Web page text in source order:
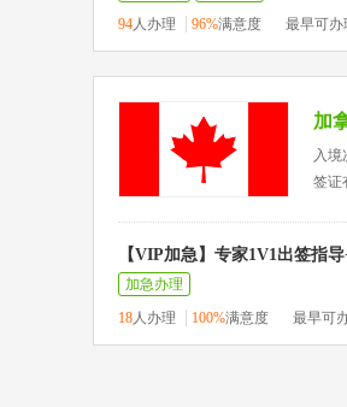
94人办理 96%满意度 最早可办
加
入境
签证
【VIP加急】专家1V1出签指
加急办理
18人办理 100%满意度 最早可